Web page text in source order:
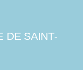
DE SAINT-